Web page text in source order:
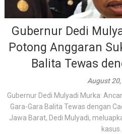
Gubernur Dedi
Potong Anggaran
Balita Tewas
August
Gubernur Dedi Mulyadi Murka:
Gara-Gara Balita Tewas dengan
Jawa Barat, Dedi Mulyadi,